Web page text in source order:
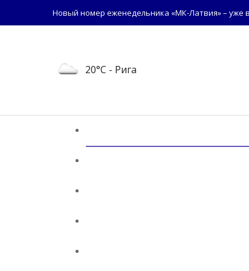
Новый номер еженедельника «МК-Латвия» – уже
20°C - Рига